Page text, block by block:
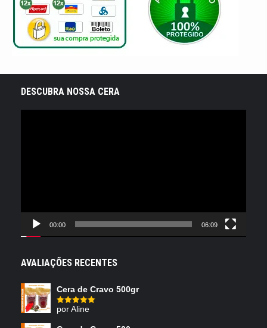
DESCUBRA NOSSA CERA
00:00 06:09
AVALIAÇÕES RECENTES
Cera de Cravo 500gr
Avaliação5
por Aline